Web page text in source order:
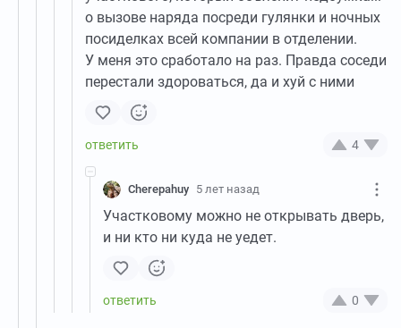
о вызове наряда посреди гулянки и ночных
посиделках всей компании в отделении.
У меня это сработало на раз. Правда соседи
перестали здороваться, да и хуй с ними
4
Cherepahuy 5 лет назад
Участковому можно не открывать дверь,
и ни кто ни куда не уедет.
0